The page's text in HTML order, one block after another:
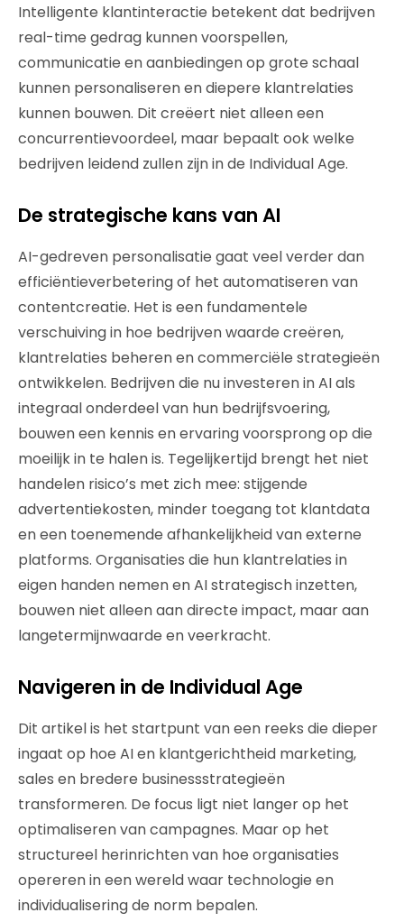
Intelligente klantinteractie betekent dat bedrijven
real-time gedrag kunnen voorspellen,
communicatie en aanbiedingen op grote schaal
kunnen personaliseren en diepere klantrelaties
kunnen bouwen. Dit creëert niet alleen een
concurrentievoordeel, maar bepaalt ook welke
bedrijven leidend zullen zijn in de Individual Age.
De strategische kans van AI
AI-gedreven personalisatie gaat veel verder dan
efficiëntieverbetering of het automatiseren van
contentcreatie. Het is een fundamentele
verschuiving in hoe bedrijven waarde creëren,
klantrelaties beheren en commerciële strategieën
ontwikkelen. Bedrijven die nu investeren in AI als
integraal onderdeel van hun bedrijfsvoering,
bouwen een kennis en ervaring voorsprong op die
moeilijk in te halen is. Tegelijkertijd brengt het niet
handelen risico’s met zich mee: stijgende
advertentiekosten, minder toegang tot klantdata
en een toenemende afhankelijkheid van externe
platforms. Organisaties die hun klantrelaties in
eigen handen nemen en AI strategisch inzetten,
bouwen niet alleen aan directe impact, maar aan
langetermijnwaarde en veerkracht.
Navigeren in de Individual Age
Dit artikel is het startpunt van een reeks die dieper
ingaat op hoe AI en klantgerichtheid marketing,
sales en bredere businessstrategieën
transformeren. De focus ligt niet langer op het
optimaliseren van campagnes. Maar op het
structureel herinrichten van hoe organisaties
opereren in een wereld waar technologie en
individualisering de norm bepalen.